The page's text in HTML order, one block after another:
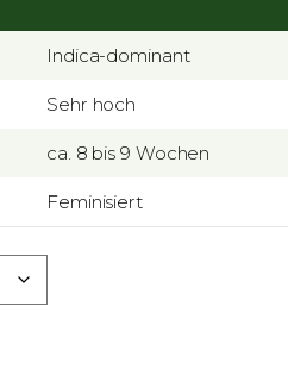
Indica-dominant
Sehr hoch
ca. 8 bis 9 Wochen
Feminisiert